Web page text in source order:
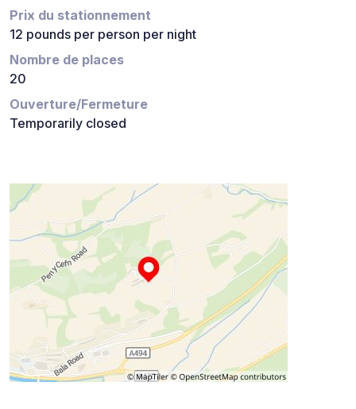
Prix du stationnement
12 pounds per person per night
Nombre de places
20
Ouverture/Fermeture
Temporarily closed